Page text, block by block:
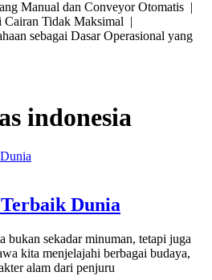
Manual dan Conveyor Otomatis |
Cairan Tidak Maksimal |
sebagai Dasar Operasional yang
indonesia
Dunia
sekadar minuman, tetapi juga
kita menjelajahi berbagai budaya,
alam dari penjuru